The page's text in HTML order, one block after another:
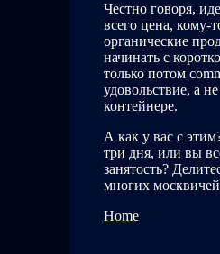
Честно говоря,
всего цена, кому-
органические
начинать с
только потом
удовольствие, а
контейнере.
А как у вас с
три дня, или вы
занятость?
многих
Home